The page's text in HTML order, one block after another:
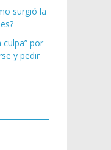
surgió la
culpa” por
y pedir